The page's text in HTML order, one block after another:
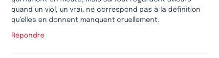
quand un viol, un vrai, ne correspond pas à la définition
qu’elles en donnent manquent cruellement.
Répondre